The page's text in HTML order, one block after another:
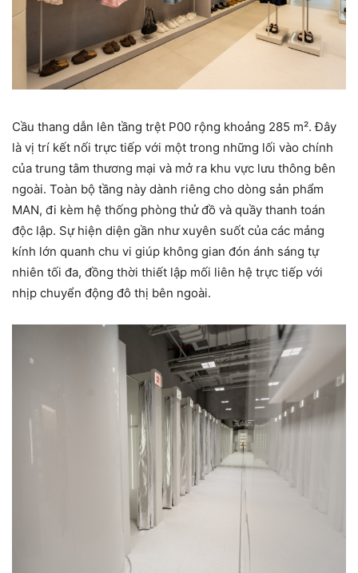
Cầu thang dẫn lên tầng trệt P00 rộng khoảng 285 m². Đây
là vị trí kết nối trực tiếp với một trong những lối vào chính
của trung tâm thương mại và mở ra khu vực lưu thông bên
ngoài. Toàn bộ tầng này dành riêng cho dòng sản phẩm
MAN, đi kèm hệ thống phòng thử đồ và quầy thanh toán
độc lập. Sự hiện diện gần như xuyên suốt của các mảng
kính lớn quanh chu vi giúp không gian đón ánh sáng tự
nhiên tối đa, đồng thời thiết lập mối liên hệ trực tiếp với
nhịp chuyển động đô thị bên ngoài.